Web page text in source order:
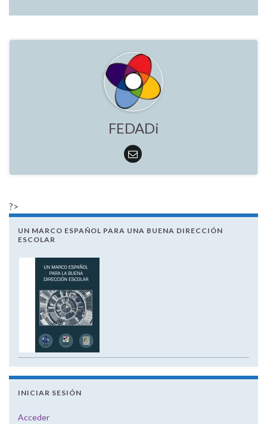
FEDADi
?>
UN MARCO ESPAÑOL PARA UNA BUENA DIRECCIÓN
ESCOLAR
INICIAR SESIÓN
Acceder